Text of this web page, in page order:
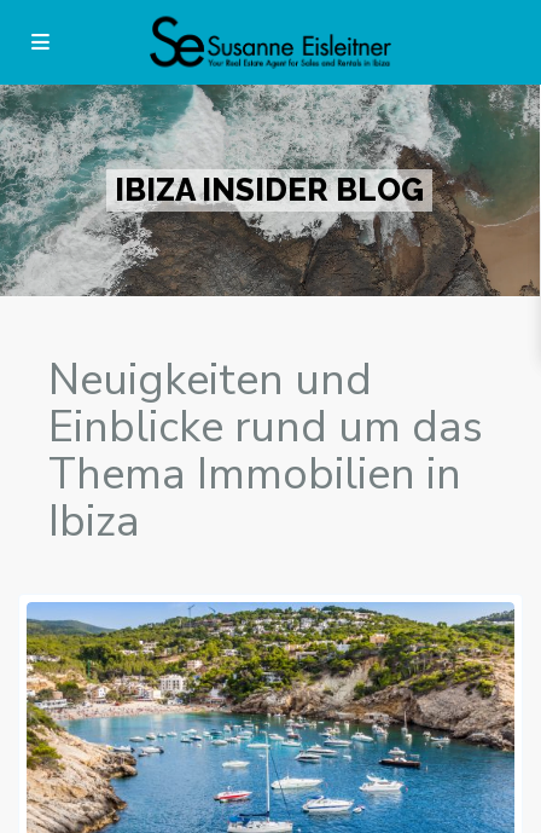
IBIZA INSIDER BLOG
Neuigkeiten und
Einblicke rund um das
Thema Immobilien in
Ibiza